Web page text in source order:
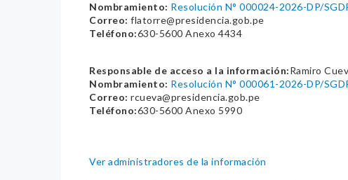
Nombramiento: Resolución N° 000024-2026-DP/
Correo: flatorre@presidencia.gob.pe
Teléfono:630-5600 Anexo 4434
Responsable de acceso a la información:Ramiro
Nombramiento: Resolución N° 000061-2026-DP/
Correo: rcueva@presidencia.gob.pe
Teléfono:630-5600 Anexo 5990
Ver administradores de la información